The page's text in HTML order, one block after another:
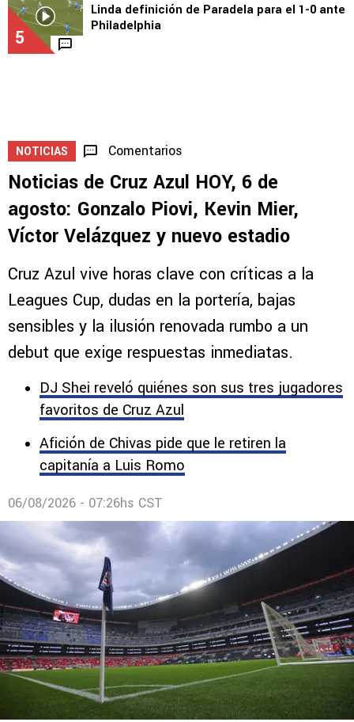
5
Linda definición de Paradela para el 1-0 ante
Philadelphia
NOTICIAS Comentarios
Noticias de Cruz Azul HOY, 6 de
agosto: Gonzalo Piovi, Kevin Mier,
Víctor Velázquez y nuevo estadio
Cruz Azul vive horas clave con críticas a la
Leagues Cup, dudas en la portería, bajas
sensibles y la ilusión renovada rumbo a un
debut que exige respuestas inmediatas.
DJ Shei reveló quiénes son sus tres jugadores
favoritos de Cruz Azul
Afición de Chivas pide que le retiren la
capitanía a Luis Romo
06/08/2026 - 07:26hs CST